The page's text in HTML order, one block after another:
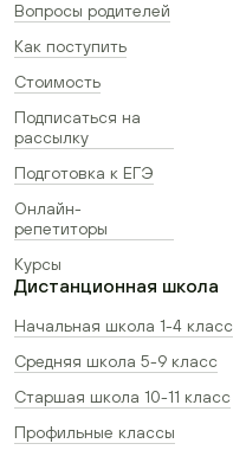
Вопросы родителей
Как поступить
Стоимость
Подписаться на
рассылку
Подготовка к ЕГЭ
Онлайн-
репетиторы
Курсы
Дистанционная школа
Начальная школа 1-4 класс
Средняя школа 5-9 класс
Старшая школа 10-11 класс
Профильные классы